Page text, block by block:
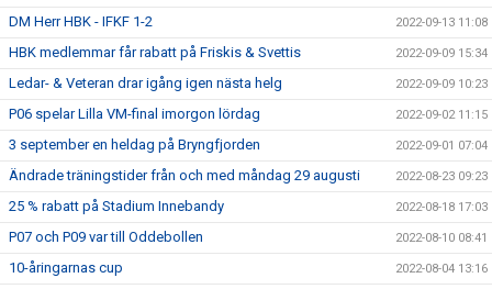
DM Herr HBK - IFKF 1-2 2022-09-13 11:08
HBK medlemmar får rabatt på Friskis & Svettis 2022-09-09 15:34
Ledar- & Veteran drar igång igen nästa helg 2022-09-09 10:23
P06 spelar Lilla VM-final imorgon lördag 2022-09-02 11:15
3 september en heldag på Bryngfjorden 2022-09-01 07:04
Ändrade träningstider från och med måndag 29 augusti 2022-08-23 09:23
25 % rabatt på Stadium Innebandy 2022-08-18 17:03
P07 och P09 var till Oddebollen 2022-08-10 08:41
10-åringarnas cup 2022-08-04 13:16